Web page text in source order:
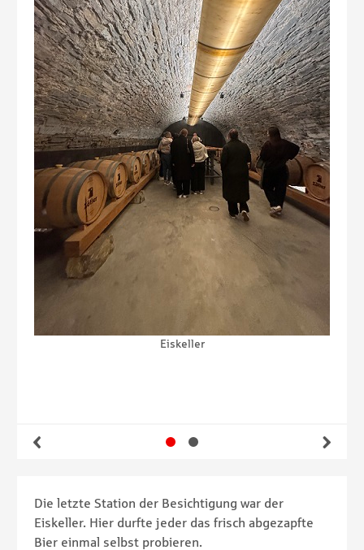
Eiskeller
Gehe zu Slide 1
Die letzte Station der Besichtigung war der
Eiskeller. Hier durfte jeder das frisch abgezapfte
Bier einmal selbst probieren.